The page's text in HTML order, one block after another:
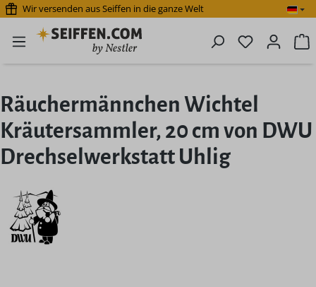
Zum Hauptinhalt springen
Wir versenden aus Seiffen in die ganze Welt
Du hast 0
Räuchermännchen Wichtel
Kräutersammler, 20 cm von DWU
Drechselwerkstatt Uhlig